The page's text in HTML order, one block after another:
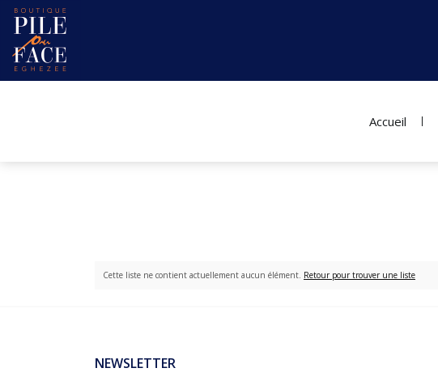
Accueil
Cette liste ne contient actuellement aucun élément. Retour pour trouver une liste
NEWSLETTER